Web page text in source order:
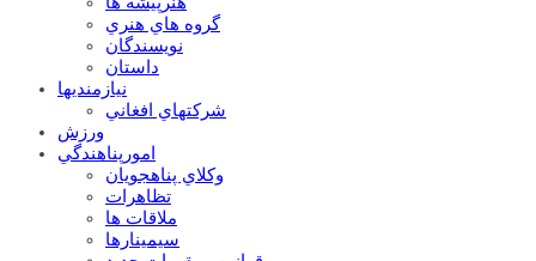
گروه هاي هنري
نويسندگان
داستان
نيازمنديها
شرکتهاي افغاني
ورزش
امورپناهندگي
وکلاي پناهجويان
تظاهرات
ملاقات ها
سيمينارها